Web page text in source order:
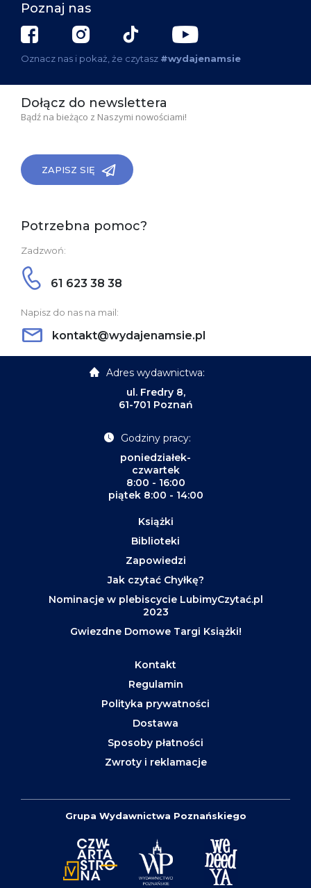
Poznaj nas
Oznacz nas i pokaż, że czytasz #wydajenamsie
Dołącz do newslettera
Bądź na bieżąco z Naszymi nowościami!
ZAPISZ SIĘ
Potrzebna pomoc?
Zadzwoń:
61 623 38 38
Napisz do nas na mail:
kontakt@wydajenamsie.pl
Adres wydawnictwa:
ul. Fredry 8,
61-701 Poznań
Godziny pracy:
poniedziałek-
czwartek
8:00 - 16:00
piątek 8:00 - 14:00
Książki
Biblioteki
Zapowiedzi
Jak czytać Chyłkę?
Nominacje w plebiscycie LubimyCzytać.pl
2023
Gwiezdne Domowe Targi Książki!
Kontakt
Regulamin
Polityka prywatności
Dostawa
Sposoby płatności
Zwroty i reklamacje
Grupa Wydawnictwa Poznańskiego